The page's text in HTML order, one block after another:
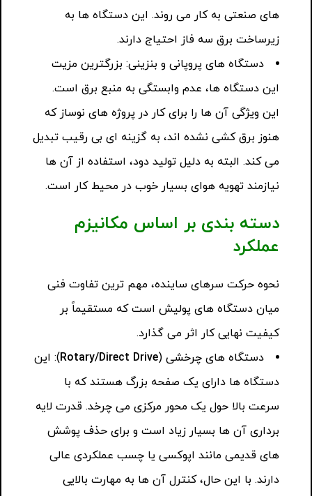
های صنعتی به کار می روند. این دستگاه ها به
زیرساخت برق سه فاز احتیاج دارند.
دستگاه های پروپانی و بنزینی: بزرگترین مزیت
این دستگاه ها، عدم وابستگی به منبع برق است.
این ویژگی آن ها را برای کار در پروژه های نوساز که
هنوز برق کشی نشده اند، به گزینه ای بی رقیب تبدیل
می کند. البته به دلیل تولید دود، استفاده از آن ها
نیازمند تهویه هوای بسیار خوب در محیط کار است.
دسته بندی بر اساس مکانیزم
عملکرد
نحوه حرکت سرهای ساینده، مهم ترین تفاوت فنی
میان دستگاه های پولیش است که مستقیماً بر
کیفیت نهایی کار اثر می گذارد.
دستگاه های چرخشی (Rotary/Direct Drive): این
دستگاه ها دارای یک صفحه بزرگ هستند که با
سرعت بالا حول یک محور مرکزی می چرخد. قدرت لایه
برداری آن ها بسیار زیاد است و برای حذف پوشش
های قدیمی مانند اپوکسی یا چسب عملکردی عالی
دارند. با این حال، کنترل آن ها به مهارت بالایی